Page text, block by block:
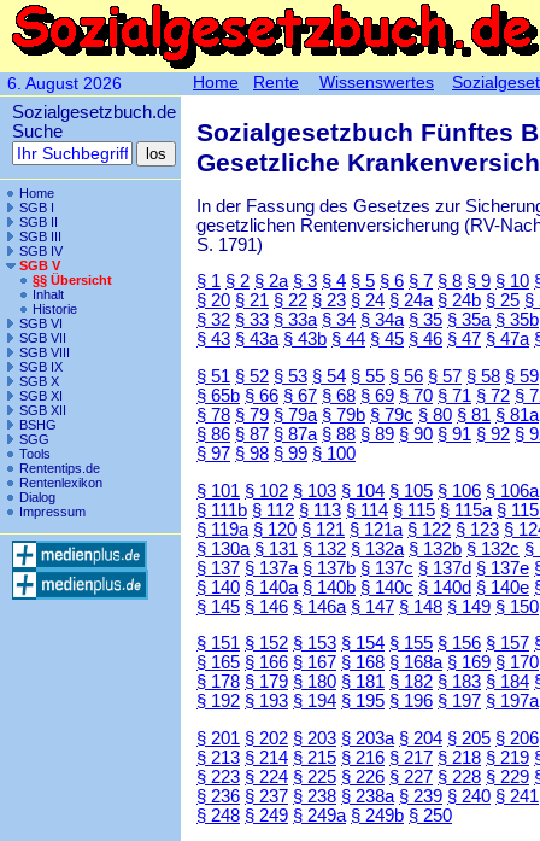
6. August 2026
Sozialgesetzbuch.de
Suche
Home
SGB I
SGB II
SGB III
SGB IV
SGB V
§§ Übersicht
Inhalt
Historie
SGB VI
SGB VII
SGB VIII
SGB IX
SGB X
SGB XI
SGB XII
BSHG
SGG
Tools
Rententips.de
Rentenlexikon
Dialog
Impressum
Sozialgesetzbuch Fünftes
Gesetzliche
In der Fassung des Gesetzes zur
gesetzlichen Rentenversicherung (RV-
S. 1791)
§ 1 § 2 § 2a § 3 § 4 § 5 § 6 § 7 § 8 § 9 § 10
§ 20 § 21 § 22 § 23 § 24 § 24a § 24b § 25 §
§ 32 § 33 § 33a § 34 § 34a § 35 § 35a § 35b
§ 43 § 43a § 43b § 44 § 45 § 46 § 47 § 47a
§ 51 § 52 § 53 § 54 § 55 § 56 § 57 § 58 § 59
§ 65b § 66 § 67 § 68 § 69 § 70 § 71 § 72 §
§ 78 § 79 § 79a § 79b § 79c § 80 § 81 § 81a
§ 86 § 87 § 87a § 88 § 89 § 90 § 91 § 92 §
§ 97 § 98 § 99 § 100
§ 101 § 102 § 103 § 104 § 105 § 106 § 106a
§ 111b § 112 § 113 § 114 § 115 § 115a §
§ 119a § 120 § 121 § 121a § 122 § 123 §
§ 130a § 131 § 132 § 132a § 132b § 132c §
§ 137 § 137a § 137b § 137c § 137d § 137e
§ 140 § 140a § 140b § 140c § 140d § 140e
§ 145 § 146 § 146a § 147 § 148 § 149 § 150
§ 151 § 152 § 153 § 154 § 155 § 156 § 157
§ 165 § 166 § 167 § 168 § 168a § 169 § 170
§ 178 § 179 § 180 § 181 § 182 § 183 § 184
§ 192 § 193 § 194 § 195 § 196 § 197 § 197a
§ 201 § 202 § 203 § 203a § 204 § 205 § 206
§ 213 § 214 § 215 § 216 § 217 § 218 § 219
§ 223 § 224 § 225 § 226 § 227 § 228 § 229
§ 236 § 237 § 238 § 238a § 239 § 240 § 241
§ 248 § 249 § 249a § 249b § 250
Home Rente Wissenswertes